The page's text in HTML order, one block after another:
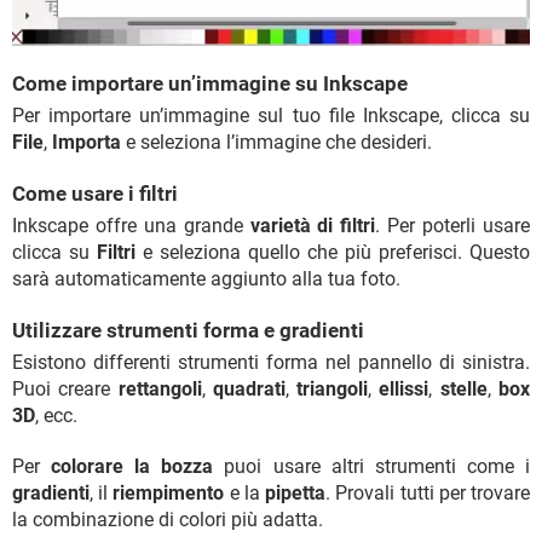
Come importare un’immagine su Inkscape
Per importare un’immagine sul tuo file Inkscape, clicca su
File, Importa e seleziona l’immagine che desideri.
Come usare i filtri
Inkscape offre una grande varietà di filtri. Per poterli usare
clicca su Filtri e seleziona quello che più preferisci. Questo
sarà automaticamente aggiunto alla tua foto.
Utilizzare strumenti forma e gradienti
Esistono differenti strumenti forma nel pannello di sinistra.
Puoi creare rettangoli, quadrati,triangoli,ellissi, stelle,box
3D, ecc.
Percolorare la bozza puoi usare altri strumenti come i
gradienti, ilriempimento e lapipetta. Provali tutti per trovare
la combinazione di colori più adatta.